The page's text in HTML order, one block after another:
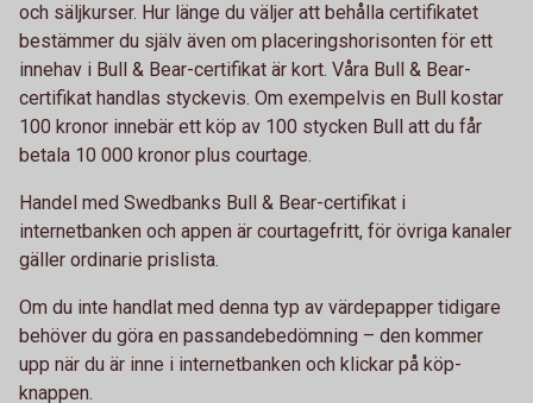
och säljkurser. Hur länge du väljer att behålla certifikatet
bestämmer du själv även om placeringshorisonten för ett
innehav i Bull & Bear-certifikat är kort. Våra Bull & Bear-
certifikat handlas styckevis. Om exempelvis en Bull kostar
100 kronor innebär ett köp av 100 stycken Bull att du får
betala 10 000 kronor plus courtage.
Handel med Swedbanks Bull & Bear-certifikat i
internetbanken och appen är courtagefritt, för övriga kanaler
gäller ordinarie prislista.
Om du inte handlat med denna typ av värdepapper tidigare
behöver du göra en passandebedömning – den kommer
upp när du är inne i internetbanken och klickar på köp-
knappen.